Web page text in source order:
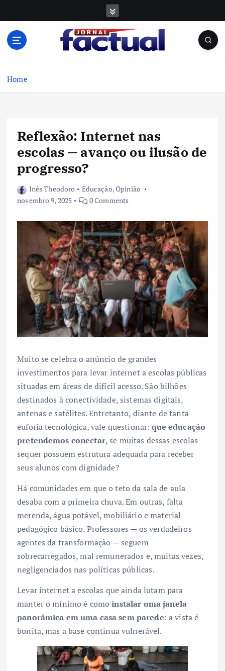
Home
Reflexão: Internet nas
escolas — avanço ou ilusão de
progresso?
Inês Theodoro Educação,Opinião
novembro 9, 2025
0 Comments
Muito se celebra o anúncio de grandes
investimentos para levar internet a escolas públicas
situadas em áreas de difícil acesso. São bilhões
destinados à conectividade, sistemas digitais,
antenas e satélites. Entretanto, diante de tanta
euforia tecnológica, vale questionar:que educação
pretendemos conectar, se muitas dessas escolas
sequer possuem estrutura adequada para receber
seus alunos com dignidade?
Há comunidades em que o teto da sala de aula
desaba com a primeira chuva. Em outras, falta
merenda, água potável, mobiliário e material
pedagógico básico. Professores — os verdadeiros
agentes da transformação — seguem
sobrecarregados, mal remunerados e, muitas vezes,
negligenciados nas políticas públicas.
Levar internet a escolas que ainda lutam para
manter o mínimo é comoinstalar uma janela
panorâmica em uma casa sem parede: a vista é
bonita, mas a base continua vulnerável.